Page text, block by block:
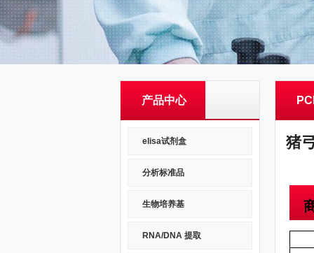
产品中心
elisa试剂盒
分析标准品
生物培养基
RNA/DNA 提取
猪